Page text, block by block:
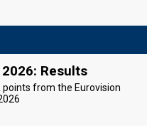
Results
points from the Eurovision